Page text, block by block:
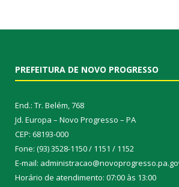
PREFEITURA DE NOVO PROGRESSO
End.: Tr. Belém, 768
Jd. Europa – Novo Progresso – PA
CEP: 68193-000
Fone: (93) 3528-1150 / 1151 / 1152
E-mail:
Horário de atendimento: 07:00 às 13:00